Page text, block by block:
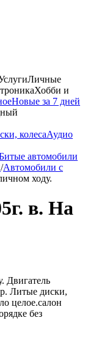
Личные
Хобби и
Новые за 7 дней
колесаАудио
автомобили
/Автомобили с
ходу.
в. На
Двигатель
Литые диски,
целое.салон
без